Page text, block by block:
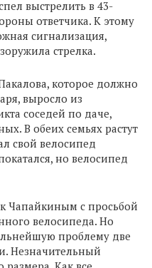
выстрелить в 43-
ответчика. К этому
сигнализация,
стрелка.
которое должно
выросло из
соседей по даче,
В обеих семьях растут
свой велосипед
но велосипед
Чапайкиным с просьбой
велосипеда. Но
проблему две
Незначительный